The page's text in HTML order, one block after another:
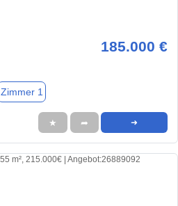
185.000 €
Zimmer 1
★ ➦ ➜